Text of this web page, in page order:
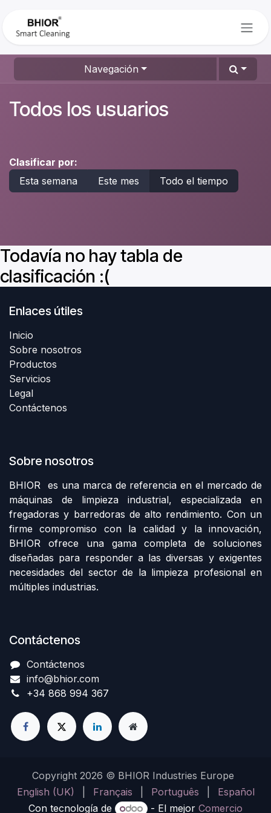
Navegación
Todos los usuarios
Clasificar por:
Esta semana
Este mes Todo el tiempo
Todavía no hay tabla de
clasificación :(
Enlaces útiles
Inicio
Sobre nosotros
Productos
Servicios
Legal
Contáctenos
Sobre nosotros
BHIOR es una marca de referencia en el mercado de
máquinas de limpieza industrial, especializada en
fregadoras y barredoras de alto rendimiento. Con un
firme compromiso con la calidad y la innovación,
BHIOR ofrece una gama completa de soluciones
diseñadas para responder a las diversas y exigentes
necesidades del sector de la limpieza profesional en
múltiples industrias.
Contáctenos
Contáctenos​​
info@bhior.com
+34 868 994 367
Copyright 2026 © BHIOR Industries Europe
English (UK)
Français Português
Español
Con tecnología de
- El mejorComercio